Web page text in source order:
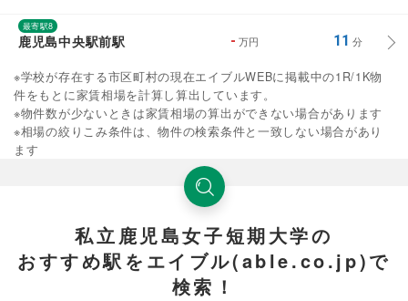
最寄駅8
鹿児島中央駅前駅 - 万円 11 分
※学校が存在する市区町村の現在エイブルWEBに掲載中の1R/1K物
件をもとに家賃相場を計算し算出しています。
※物件数が少ないときは家賃相場の算出ができない場合があります
※相場の絞りこみ条件は、物件の検索条件と一致しない場合があり
ます
私立鹿児島女子短期大学の
おすすめ駅をエイブル(able.co.jp)で
検索！